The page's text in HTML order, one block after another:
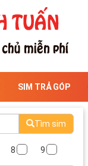
SIM TRẢ GÓP
Tìm sim
8 9